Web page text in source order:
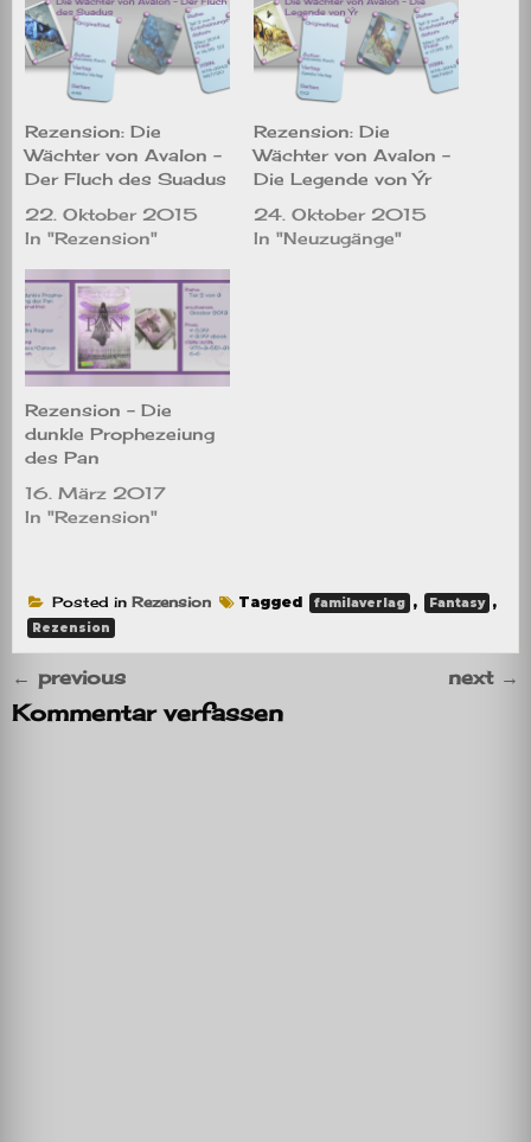
Rezension: Die
Wächter von Avalon –
Der Fluch des Suadus
22. Oktober 2015
In "Rezension"
Rezension: Die
Wächter von Avalon –
Die Legende von Ýr
24. Oktober 2015
In "Neuzugänge"
Rezension – Die
dunkle Prophezeiung
des Pan
16. März 2017
In "Rezension"
Posted in Rezension Tagged familaverlag , Fantasy ,
Rezension
← previous next →
Kommentar verfassen